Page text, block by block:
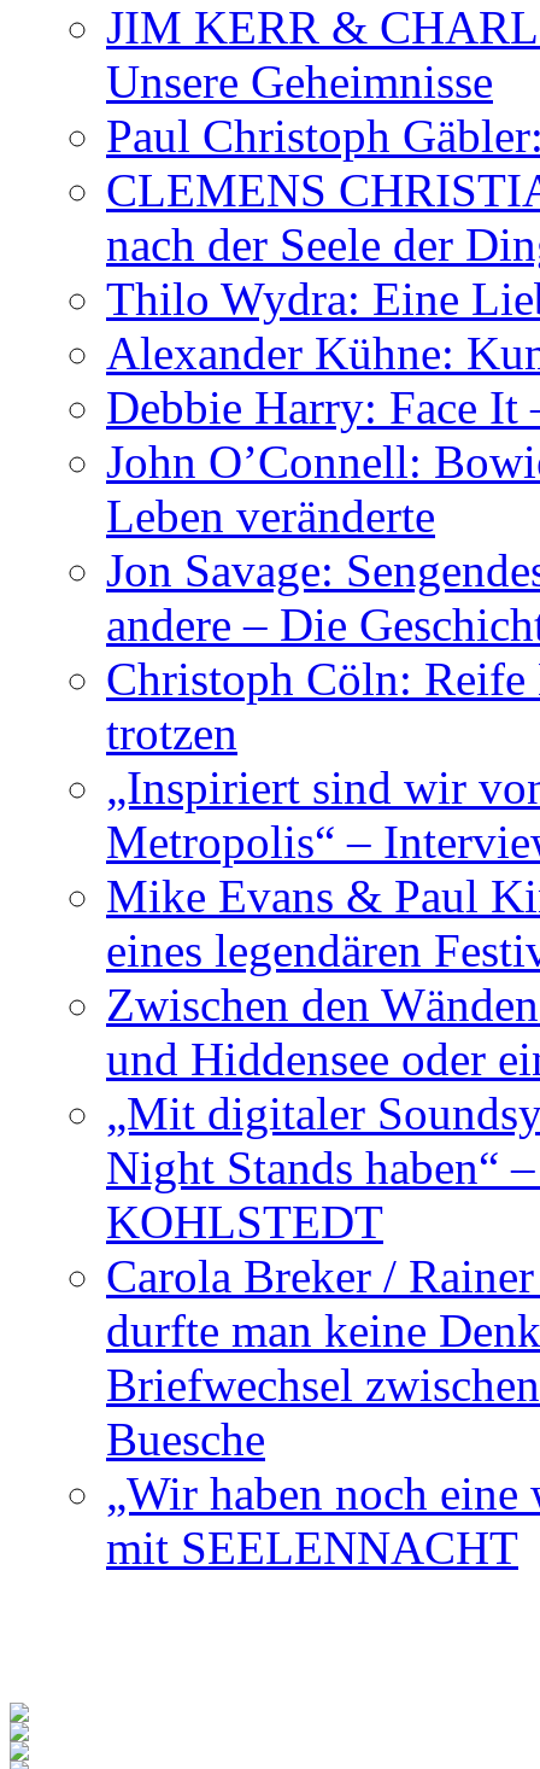
JIM KERR &
Unsere Geheimnisse
Paul Christoph
CLEMENS
nach der Seele der
Thilo Wydra: Eine
Alexander Kühne:
Debbie Harry: Face
John O’Connell:
Leben veränderte
Jon Savage:
andere – Die
Christoph Cöln:
trotzen
„Inspiriert sind wir
Metropolis“ –
Mike Evans & Paul
eines legendären
Zwischen den
und Hiddensee oder
„Mit digitaler
Night Stands haben“
KOHLSTEDT
Carola Breker /
durfte man keine
Briefwechsel
Buesche
„Wir haben noch
mit SEELENNACHT